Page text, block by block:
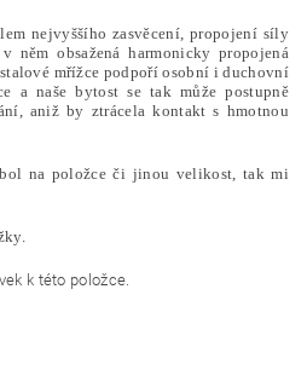
nejvyššího zasvěcení, propojení síly
něm obsažená harmonicky propojená
mřížce podpoří osobní i duchovní
a naše bytost se tak může postupně
aniž by ztrácela kontakt s hmotnou
na položce či jinou velikost, tak mi
k této položce.